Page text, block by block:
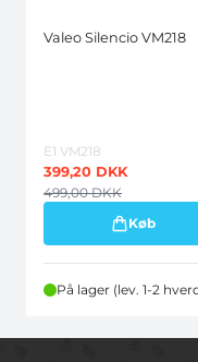
Valeo Silencio VM218
E1 VM218
399,20 DKK
499,00DKK
Køb